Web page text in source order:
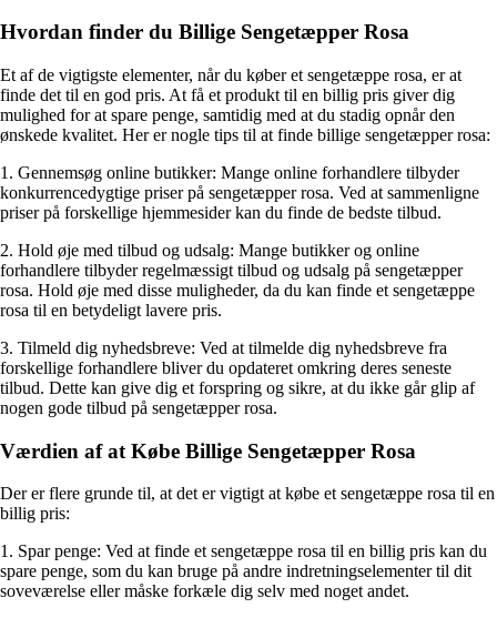
Hvordan finder du Billige Sengetæpper Rosa
Et af de vigtigste elementer, når du køber et sengetæppe rosa, er at
finde det til en god pris. At få et produkt til en billig pris giver dig
mulighed for at spare penge, samtidig med at du stadig opnår den
ønskede kvalitet. Her er nogle tips til at finde billige sengetæpper rosa:
1. Gennemsøg online butikker: Mange online forhandlere tilbyder
konkurrencedygtige priser på sengetæpper rosa. Ved at sammenligne
priser på forskellige hjemmesider kan du finde de bedste tilbud.
2. Hold øje med tilbud og udsalg: Mange butikker og online
forhandlere tilbyder regelmæssigt tilbud og udsalg på sengetæpper
rosa. Hold øje med disse muligheder, da du kan finde et sengetæppe
rosa til en betydeligt lavere pris.
3. Tilmeld dig nyhedsbreve: Ved at tilmelde dig nyhedsbreve fra
forskellige forhandlere bliver du opdateret omkring deres seneste
tilbud. Dette kan give dig et forspring og sikre, at du ikke går glip af
nogen gode tilbud på sengetæpper rosa.
Værdien af at Købe Billige Sengetæpper Rosa
Der er flere grunde til, at det er vigtigt at købe et sengetæppe rosa til en
billig pris:
1. Spar penge: Ved at finde et sengetæppe rosa til en billig pris kan du
spare penge, som du kan bruge på andre indretningselementer til dit
soveværelse eller måske forkæle dig selv med noget andet.